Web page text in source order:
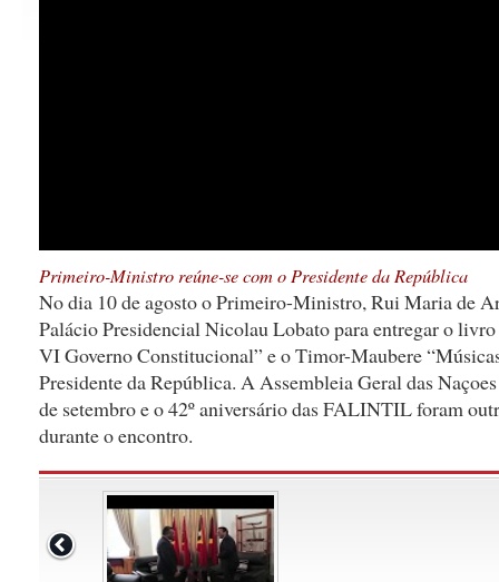
Primeiro-Ministro reúne-se com o Presidente da República
No dia 10 de agosto o Primeiro-Ministro, Rui Maria de
Palácio Presidencial Nicolau Lobato para entregar o
VI Governo Constitucional” e o Timor-Maubere
Presidente da República. A Assembleia Geral das
de setembro e o 42º aniversário das FALINTIL foram
durante o encontro.